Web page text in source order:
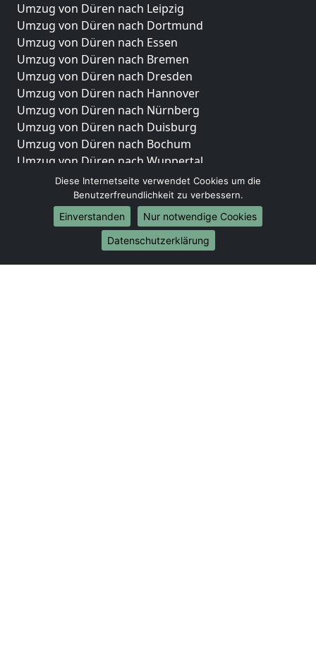
Umzug von Düren nach Leipzig
Umzug von Düren nach Dortmund
Umzug von Düren nach Essen
Umzug von Düren nach Bremen
Umzug von Düren nach Dresden
Umzug von Düren nach Hannover
Umzug von Düren nach Nürnberg
Umzug von Düren nach Duisburg
Umzug von Düren nach Bochum
Umzug von Düren nach Wuppertal
Umzug von Düren nach Bielefeld
Umzug von Düren nach Bonn
Umzug von Düren nach Münster
Internationale-Umzüge
Umzug von Düren nach Brasilien
Diese Internetseite verwendet Cookies um die
Benutzerfreundlichkeit zu verbessern.
Einverstanden
Nur notwendige Cookies
Datenschutzerklärung